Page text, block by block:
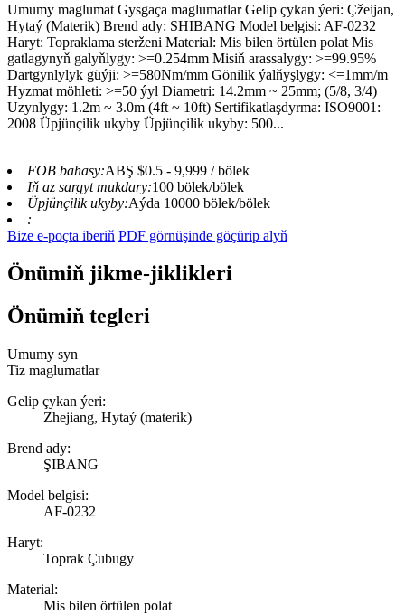
Umumy maglumat Gysgaça maglumatlar Gelip çykan ýeri: Çžeijan,
Hytaý (Materik) Brend ady: SHIBANG Model belgisi: AF-0232
Haryt: Topraklama sterženi Material: Mis bilen örtülen polat Mis
gatlagynyň galyňlygy: >=0.254mm Misiň arassalygy: >=99.95%
Dartgynlylyk güýji: >=580Nm/mm Gönilik ýalňyşlygy: <=1mm/m
Hyzmat möhleti: >=50 ýyl Diametri: 14.2mm ~ 25mm; (5/8, 3/4)
Uzynlygy: 1.2m ~ 3.0m (4ft ~ 10ft) Sertifikatlaşdyrma: ISO9001:
2008 Üpjünçilik ukyby Üpjünçilik ukyby: 500...
FOB bahasy:ABŞ $0.5 - 9,999 / bölek
Iň az sargyt mukdary:100 bölek/bölek
Üpjünçilik ukyby:Aýda 10000 bölek/bölek
:
Bize e-poçta iberiň PDF görnüşinde göçürip alyň
Önümiň jikme-jiklikleri
Önümiň tegleri
Umumy syn
Tiz maglumatlar
Gelip çykan ýeri:
Zhejiang, Hytaý (materik)
Brend ady:
ŞIBANG
Model belgisi:
AF-0232
Haryt:
Toprak Çubugy
Material:
Mis bilen örtülen polat